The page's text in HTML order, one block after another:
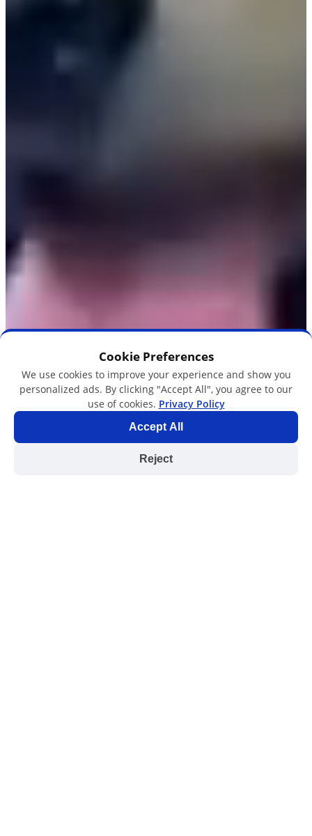
Cookie Preferences
We use cookies to improve your experience and show you
personalized ads. By clicking "Accept All", you agree to our
use of cookies. Privacy Policy
Reject
Accept All